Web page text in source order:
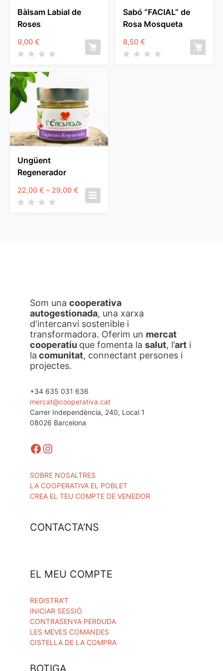
Bàlsam Labial de
Roses
9,00 €
Sabó “FACIAL” de
Rosa Mosqueta
8,50 €
Ungüent
Regenerador
22,00 € – 29,00 € Interval
Som una cooperativa
autogestionada, una xarxa
d'intercanvi sostenible i
transformadora. Oferim un mercat
cooperatiu que fomenta la salut, l’art i
la comunitat, connectant persones i
projectes.
+34 635 031 636
mercat@cooperativa.cat
Carrer Independència, 240, Local 1
08026 Barcelona
Facebook
Instagram
SOBRE NOSALTRES
LA COOPERATIVA EL POBLET
CREA EL TEU COMPTE DE VENEDOR
CONTACTA'NS
EL MEU COMPTE
REGISTRA'T
INICIAR SESSIÓ
CONTRASENYA PERDUDA
LES MEVES COMANDES
CISTELLA DE LA COMPRA
BOTIGA